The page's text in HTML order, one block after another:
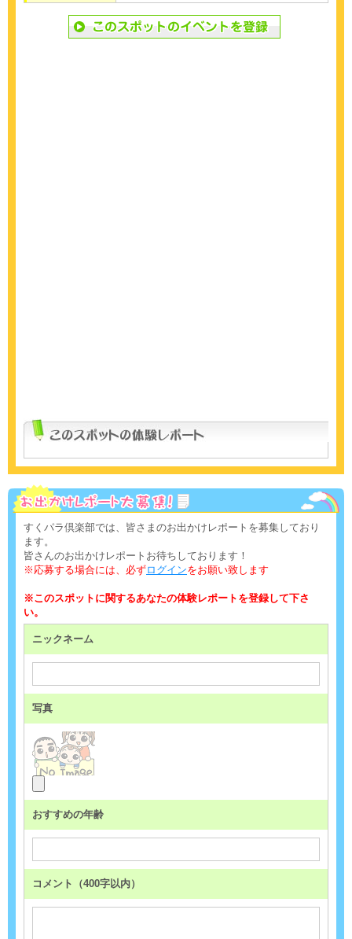
すくパラ倶楽部では、皆さまのお出かけレポートを募集しており
ます。
皆さんのお出かけレポートお待ちしております！
※応募する場合には、必ずログインをお願い致します
※このスポットに関するあなたの体験レポートを登録して下さ
い。
ニックネーム
写真
おすすめの年齢
コメント（400字以内）